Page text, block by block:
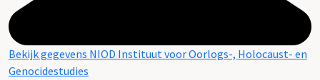
Bekijk gegevens NIOD Instituut voor Oorlogs-, Holocaust- en
Genocidestudies